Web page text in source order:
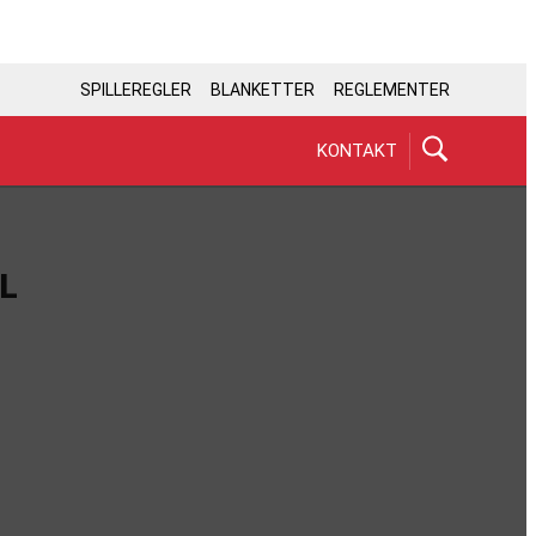
SPILLEREGLER BLANKETTER REGLEMENTER
KONTAKT